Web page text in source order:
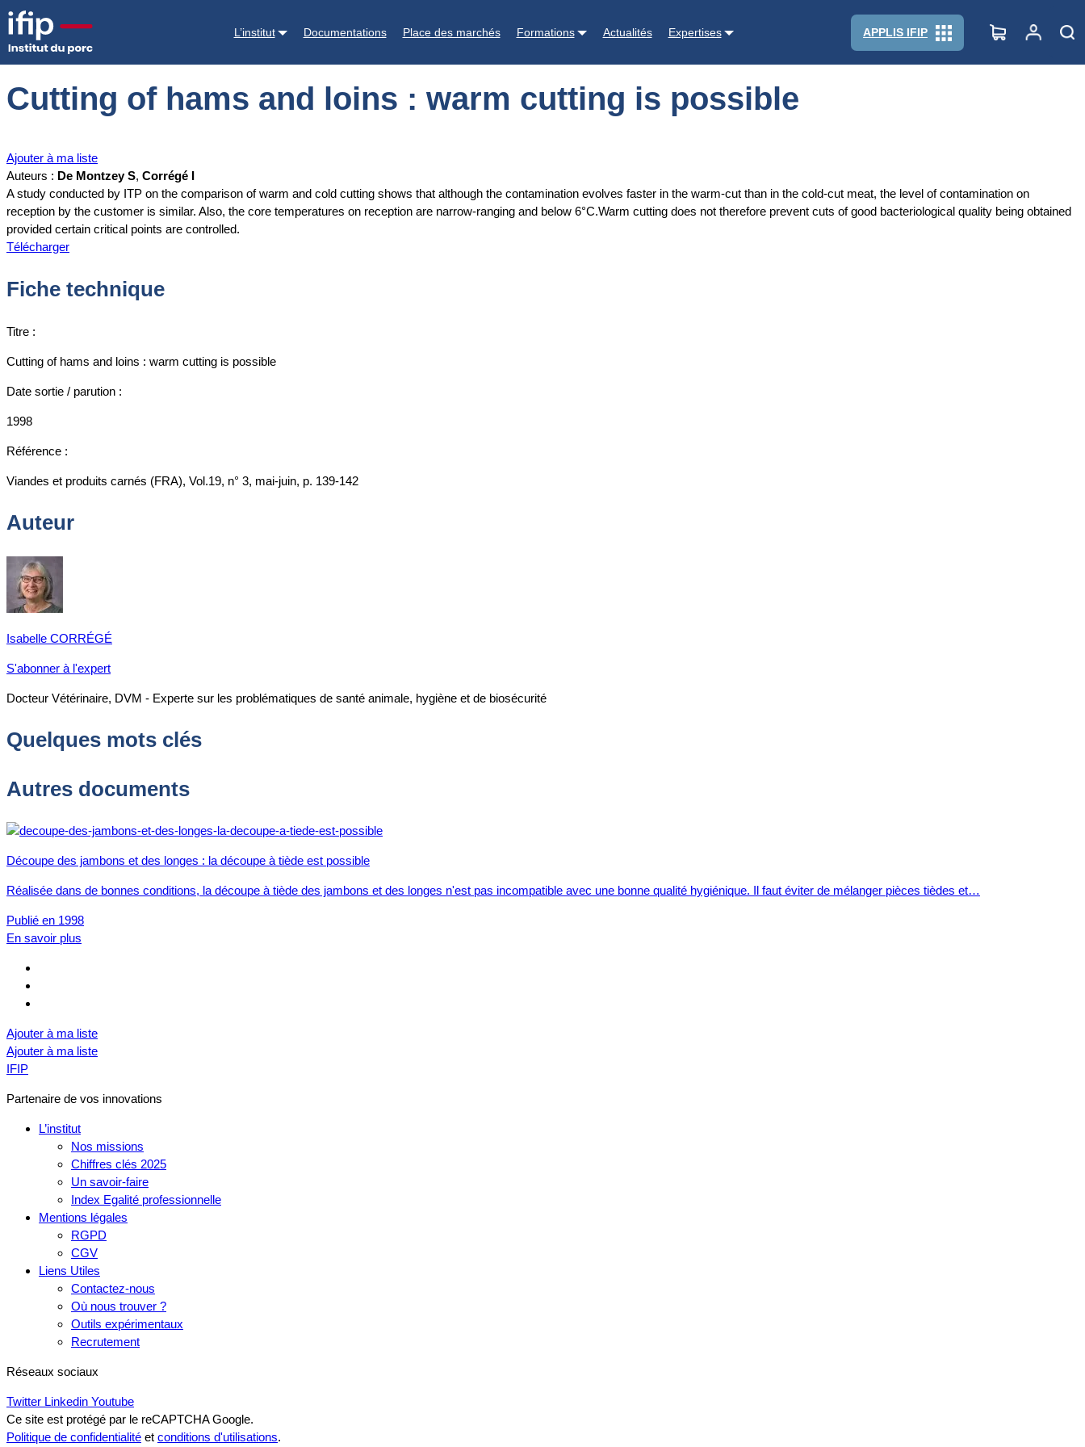
L’institut Documentations Place des marchés Formations Actualités Expertises APPLIS IFIP
Accueil Documentations
Cutting of hams and loins : warm cutting is possible
Ajouter à ma liste
Auteurs : De Montzey S, Corrégé I
A study conducted by ITP on the comparison of warm and cold cutting shows that although the contamination evolves faster in the warm-cut than in the cold-cut meat, the level of contamination on
reception by the customer is similar. Also, the core temperatures on reception are narrow-ranging and below 6°C.Warm cutting does not therefore prevent cuts of good bacteriological quality being obtained
provided certain critical points are controlled.
Télécharger
Fiche technique
Titre :
Cutting of hams and loins : warm cutting is possible
Date sortie / parution :
1998
Référence :
Viandes et produits carnés (FRA), Vol.19, n° 3, mai-juin, p. 139-142
Auteur
Isabelle CORRÉGÉ
S'abonner à l'expert
Docteur Vétérinaire, DVM - Experte sur les problématiques de santé animale, hygiène et de biosécurité
Quelques mots clés
Autres documents
Découpe des jambons et des longes : la découpe à tiède est possible
Réalisée dans de bonnes conditions, la découpe à tiède des jambons et des longes n'est pas incompatible avec une bonne qualité hygiénique. Il faut éviter de mélanger pièces tièdes et…
Publié en 1998
En savoir plus
Ajouter à ma liste
Ajouter à ma liste
IFIP
Partenaire de vos innovations
L’institut
Nos missions
Chiffres clés 2025
Un savoir-faire
Index Egalité professionnelle
Mentions légales
RGPD
CGV
Liens Utiles
Contactez-nous
Où nous trouver ?
Outils expérimentaux
Recrutement
Réseaux sociaux
Twitter Linkedin Youtube
Ce site est protégé par le reCAPTCHA Google.
Politique de confidentialité et conditions d'utilisations.